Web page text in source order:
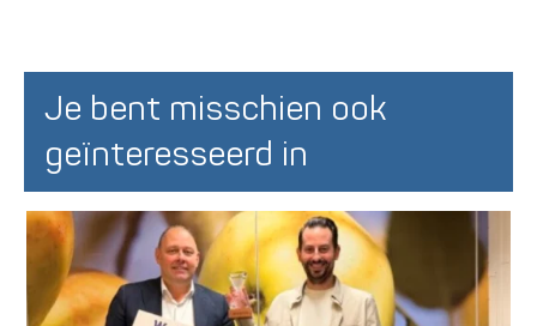
Je bent misschien ook
geïnteresseerd in